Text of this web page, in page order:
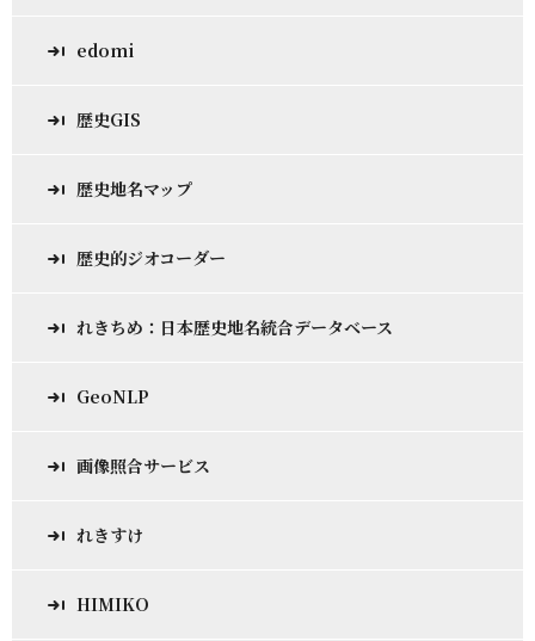
edomi
歴史GIS
歴史地名マップ
歴史的ジオコーダー
れきちめ：日本歴史地名統合データベース
GeoNLP
画像照合サービス
れきすけ
HIMIKO